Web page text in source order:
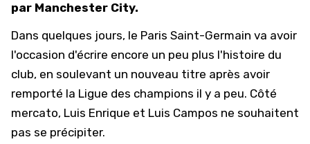
par Manchester City.
Dans quelques jours, le Paris Saint-Germain va avoir
l'occasion d'écrire encore un peu plus l'histoire du
club, en soulevant un nouveau titre après avoir
remporté la Ligue des champions il y a peu. Côté
mercato, Luis Enrique et Luis Campos ne souhaitent
pas se précipiter.